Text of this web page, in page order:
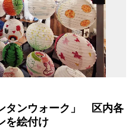
タンウォーク」 区内各
を絵付け